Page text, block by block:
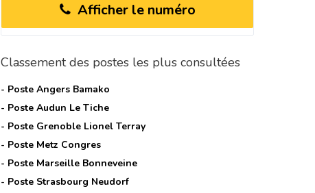
Afficher le numéro
Classement des postes les plus consultées
- PosteAngers Bamako
- PosteAudun Le Tiche
- Poste Grenoble Lionel Terray
- Poste Metz Congres
- Poste Marseille Bonneveine
- Poste Strasbourg Neudorf